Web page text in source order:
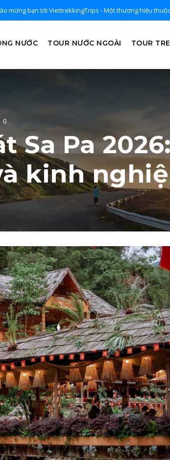
mừng bạn tới ViettrekkingTrips - Một thương hiệu
NƯỚC TOUR NƯỚC NGOÀI TOUR
0
Sa Pa
kinh